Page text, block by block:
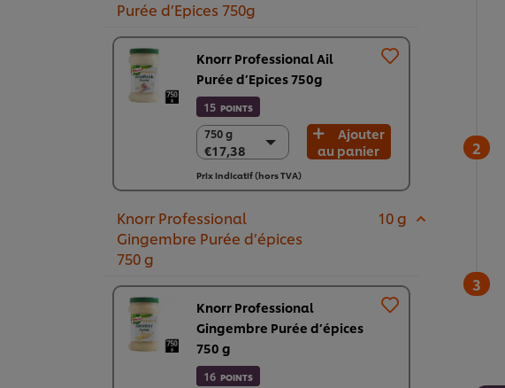
Purée d’Epices 750g
Knorr Professional Ail
Purée d’Epices 750g
15 POINTS
750 g
€17,38
750 g
€17,38
2 x 750g
€34,76
Ajouter
au panier
Prix indicatif (hors TVA)
Knorr Professional
Gingembre Purée d’épices
750 g
10 g
Knorr Professional
Gingembre Purée d’épices
750 g
16 POINTS